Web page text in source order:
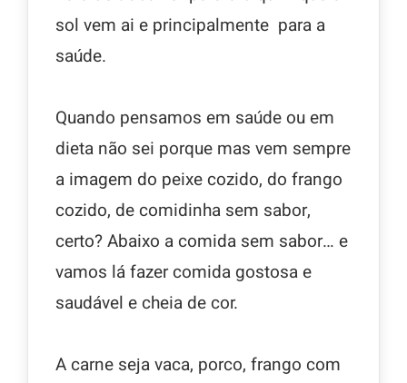
sol vem ai e principalmente para a
saúde.
Quando pensamos em saúde ou em
dieta não sei porque mas vem sempre
a imagem do peixe cozido, do frango
cozido, de comidinha sem sabor,
certo? Abaixo a comida sem sabor… e
vamos lá fazer comida gostosa e
saudável e cheia de cor.
A carne seja vaca, porco, frango com